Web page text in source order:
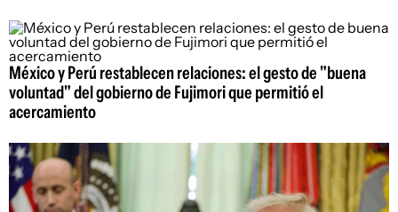
México y Perú restablecen relaciones: el gesto de "buena
voluntad" del gobierno de Fujimori que permitió el
acercamiento